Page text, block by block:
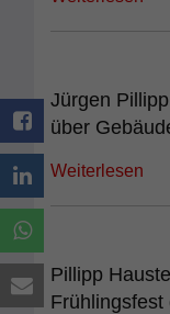
Jürgen
über
Weiterlesen
Pillipp
Frühlingsfest